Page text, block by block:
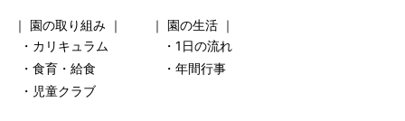
｜ 園の取り組み ｜ ｜ 園の生活 ｜
・カリキュラム
・1日の流れ
・食育・給食
・年間行事
・児童クラブ